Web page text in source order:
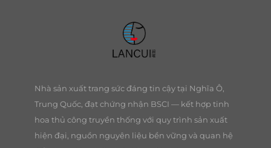
Nhà sản xuất trang sức đáng tin cậy tại Nghĩa Ô,
Trung Quốc, đạt chứng nhận BSCI — kết hợp tinh
hoa thủ công truyền thống với quy trình sản xuất
hiện đại, nguồn nguyên liệu bền vững và quan hệ